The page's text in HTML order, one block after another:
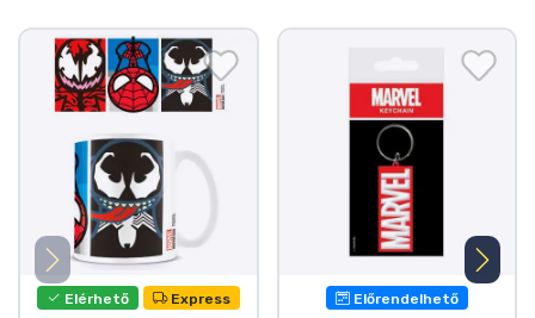
Elérhető Express Előrendelhető